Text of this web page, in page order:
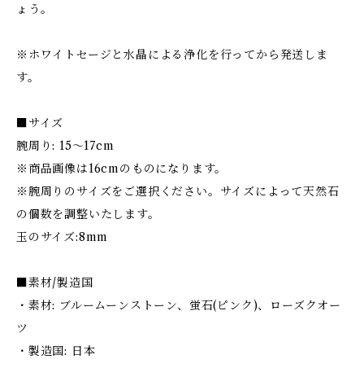
ょう。
※ホワイトセージと水晶による浄化を行ってから発送しま
す。
■サイズ
腕周り: 15〜17cm
※商品画像は16cmのものになります。
※腕周りのサイズをご選択ください。サイズによって天然石
の個数を調整いたします。
玉のサイズ:8mm
■素材/製造国
・素材: ブルームーンストーン、蛍石(ピンク)、ローズクオー
ツ
・製造国: 日本